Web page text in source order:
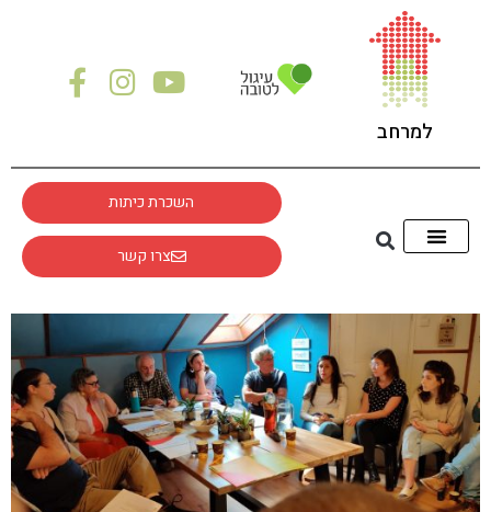
למרחב
השכרת כיתות
צרו קשר